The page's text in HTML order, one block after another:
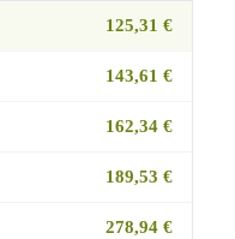
125,31 €
143,61 €
162,34 €
189,53 €
278,94 €